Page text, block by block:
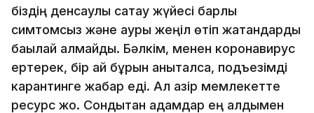
біздің денсаулық сақтау жүйесі барлық
симтомсыз және ауры жеңіл өтіп жатқандарды
бақылай алмайды. Бәлкім, менен коронавирус
ертерек, бір ай бұрын анықталса, подъезімді
карантинге жабар еді. Ал қазір мемлекетте
ресурс жоқ. Сондықтан адамдар ең алдымен